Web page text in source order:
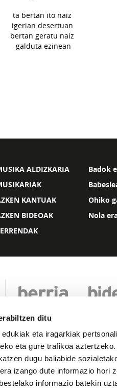
ditu
eta iragarkiak
eta gure trafikoa
dugu baliabide
izango dute informazio hori
informazio batekin
ta bertan ito naiz
igerian desertuan
bertan geratu naiz
galduta ezinean
ALDIZKARIA
KANTUAK
BIDEOAK
Badok
Ohiko
Nola
Lege oharra